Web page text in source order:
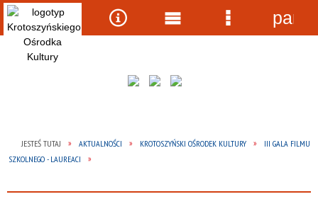
JESTEŚ TUTAJ AKTUALNOŚCI KROTOSZYŃSKI OŚRODEK KULTURY
III GALA FILMU
SZKOLNEGO - LAUREACI
Wyszukiwarka
Narzędzia
Menu Menu
panel